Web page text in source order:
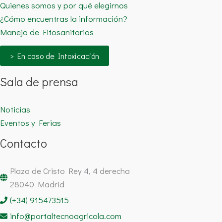
Quienes somos y por qué elegirnos
¿Cómo encuentras la información?
Manejo de Fitosanitarios
> En caso de Intoxicación
Sala de prensa
Noticias
Eventos y Ferias
Contacto
Plaza de Cristo Rey 4, 4 derecha
28040 Madrid
(+34) 915473515
info@portaltecnoagricola.com